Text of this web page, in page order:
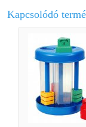
Kapcsolódó